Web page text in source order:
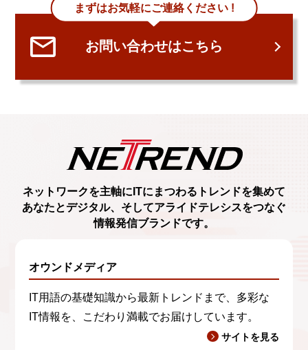
まずはお気軽にご連絡ください !
お問い合わせはこちら
ネットワークを主軸に ITにまつわるトレンドを集めて
あなたとデジタル、 そしてアライドテレシスをつなぐ
情報発信ブランドです。
オウンドメディア
IT用語の基礎知識から最新トレンドまで、多彩な
IT情報を、こだわり満載でお届けしています。
サイトを見る